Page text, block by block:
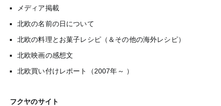
メディア掲載
北欧の名前の日について
北欧の料理とお菓子レシピ（＆その他の海外レシピ）
北欧映画の感想文
北欧買い付けレポート（2007年～ ）
フクヤのサイト